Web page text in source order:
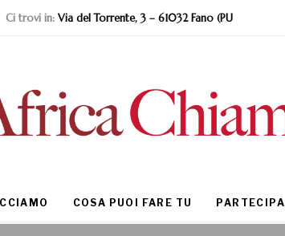
Ci trovi in: Via del Torrente, 3 – 61032 Fano (PU
COSA PUOI FARE TU PARTECIPA